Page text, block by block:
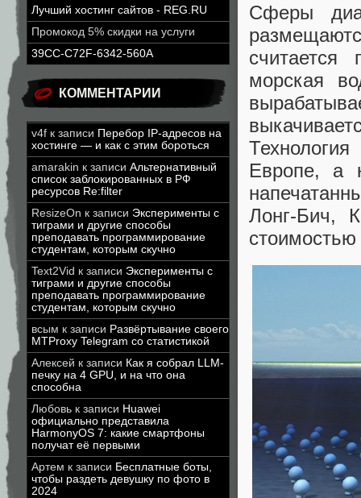
Лучший хостинг сайтов - REG.RU
Промокод 5% скидки на услуги
39CC-C72F-6342-560A
КОММЕНТАРИИ
v4f к записи Перебор IP-адресов на
хостинге — и как с этим бороться
amarakin к записи Альтернативный
список заблокированных в РФ
ресурсов Re:filter
ResizeOn к записи Эксперименты с
тиграми и другие способы
преподавать программирование
студентам, которым скучно
Text2Vid к записи Эксперименты с
тиграми и другие способы
преподавать программирование
студентам, которым скучно
всым к записи Развёртывание своего
MTProxy Telegram со статистикой
Алексей к записи Как я собрал LLM-
печку на 4 GPU, и на что она
способна
Любовь к записи Huawei
официально представила
HarmonyOS 7: какие смартфоны
получат её первыми
Артем к записи Бесплатные боты,
чтобы раздеть девушку по фото в
2024
Сферы
считается
морская
Европе, а
Лонг-Бич,